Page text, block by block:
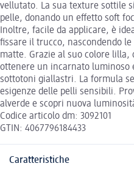
vellutato. La sua texture sottile
pelle, donando un effetto soft
Inoltre, facile da applicare, è
fissare il trucco, nascondendo
matte. Grazie al suo colore
ottenere un incarnato luminoso
sottotoni giallastri. La formula
esigenze delle pelli sensibili.
alverde e scopri nuova
Codice articolo dm: 3092101
GTIN: 4067796184433
Caratteristiche